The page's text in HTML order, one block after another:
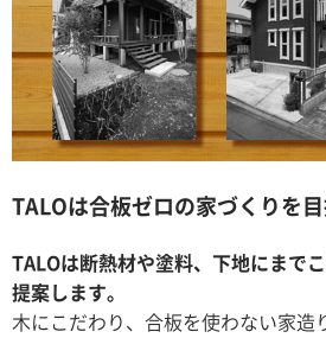
TALOは合板ゼロの家づくりを目
TALOは断熱材や塗料、下地にまで
提案します。
木にこだわり、合板を使わない家造